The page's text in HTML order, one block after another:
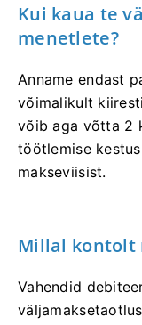
Kui kaua te
menetlete?
Anname endast
võimalikult
võib aga võtta 2
töötlemise
makseviisist.
Millal kontolt
Vahendid